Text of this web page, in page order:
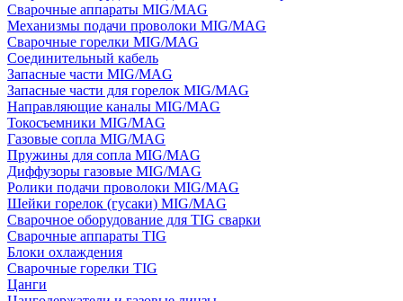
Сварочные аппараты MIG/MAG
Механизмы подачи проволоки MIG/MAG
Сварочные горелки MIG/MAG
Соединительный кабель
Запасные части MIG/MAG
Запасные части для горелок MIG/MAG
Направляющие каналы MIG/MAG
Токосъемники MIG/MAG
Газовые сопла MIG/MAG
Пружины для сопла MIG/MAG
Диффузоры газовые MIG/MAG
Ролики подачи проволоки MIG/MAG
Шейки горелок (гусаки) MIG/MAG
Сварочное оборудование для TIG сварки
Сварочные аппараты TIG
Блоки охлаждения
Сварочные горелки TIG
Цанги